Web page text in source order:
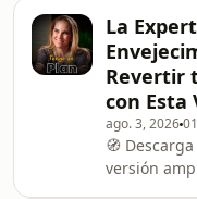
https://
🎧 Escucha
gratis con
https://
podcast
que Ellos
aquí:
https://
a Tengo un
La
Revertir
con Esta
ago. 3, 2026
🧭
versión